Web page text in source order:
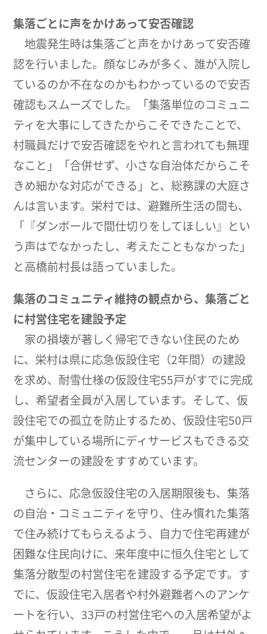
集落ごとに声をかけあって安否確認
地震発生時は集落ごと声をかけあって安否確
認を行いました。顔なじみが多く、誰が入院し
ているのか不在なのかもわかっているので安否
確認もスムーズでした。「集落単位のコミュニ
ティを大事にしてきたからこそできたことで、
村職員だけで安否確認をやれと言われても無理
なこと」「合併せず、小さな自治体だからこそ
きめ細かな対応ができる」と、総務課の大庭さ
んは言います。栄村では、避難所生活の間も、
「『ダンボールで間仕切りをしてほしい』とい
う声はでなかったし、考えたこともなかった」
と高橋前村長は語っていました。
集落のコミュニティ維持の観点から、集落ごと
に村営住宅を建設予定
家の損壊が著しく帰宅できない住民のため
に、栄村は県に応急仮設住宅（2年間）の建設
を求め、耐雪仕様の仮設住宅55戸がすでに完成
し、希望者全員が入居しています。そして、仮
設住宅での孤立を防止するため、仮設住宅50戸
が集中している場所にディサービスもできる交
流センターの建設をすすめています。
さらに、応急仮設住宅の入居期限後も、集落
の自治・コミュニティを守り、住み慣れた集落
で住み続けてもらえるよう、自力で住宅再建が
困難な住民向けに、来年度中に恒久住宅として
集落分散型の村営住宅を建設する予定です。す
でに、仮設住宅入居者や村外避難者へのアンケ
ートを行い、33戸の村営住宅への入居希望がよ